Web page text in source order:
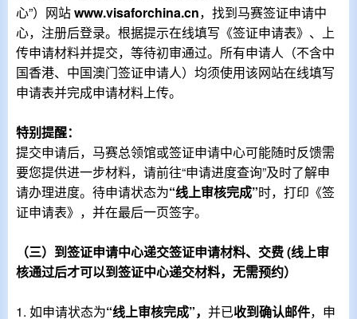
心”）网站www.visaforchina.cn，找到马赛签证申请中
心，注册后登录。根据提示在线填写《签证申请表》、上
传申请材料并提交，等待初审通过。所有申请人（不含中
国香港、中国澳门签证申请人）均须使用该网站在线填写
申请表并完成申请材料上传。
特别提醒：
提交申请后，马赛总领馆或签证申请中心可能随时反馈需
要您提供进一步材料，请前往“申请进度查询”及时了解申
请办理进度。待申请状态为“线上审核完成”时，打印《签
证申请表》，并在最后一页签字。
（三）到签证申请中心递交签证申请材料、交费(线上审
核通过后才可以到签证中心递交材料，无需预约）
1. 如申请状态为“线上审核完成”， 并已收到确认邮件，申